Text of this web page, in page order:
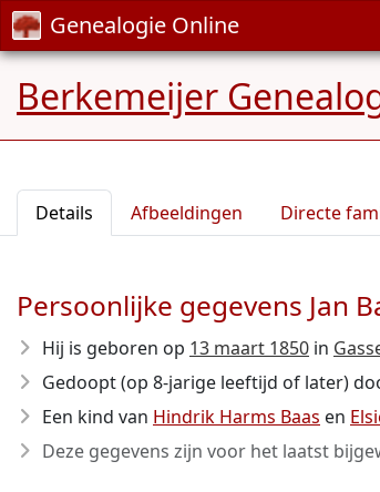
Genealogie Online
Berkemeijer
Details Afbeeldingen Directe
Persoonlijke gegevens Jan
Hij is geboren op 13 maart 1850 in
Gedoopt (op 8-jarige leeftijd of later)
Een kind van Hindrik Harms Baas en
Deze gegevens zijn voor het laatst